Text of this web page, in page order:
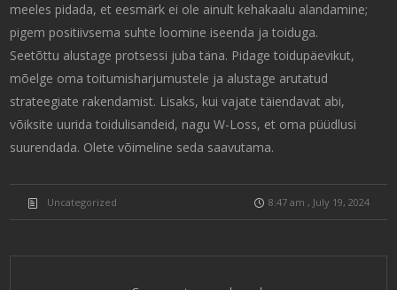
meeles pidada, et eesmärk ei ole ainult kehakaalu alandamine;
pigem positiivsema suhte loomine iseenda ja toiduga.
Seetõttu alustage protsessi juba täna. Pidage toidupäevikut,
mõelge oma toitumisharjumustele ja alustage arutatud
strateegiate rakendamist. Lisaks, kui vajate täiendavat abi,
võiksite uurida toidulisandeid, nagu W-Loss, et oma püüdlusi
suurendada. Olete võimeline seda saavutama.
Uncategorized 8:47 am , July 19, 2024